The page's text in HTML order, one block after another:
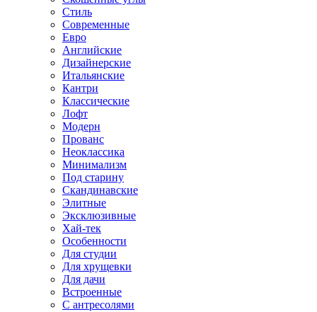
Стиль
Современные
Евро
Английские
Дизайнерские
Итальянские
Кантри
Классические
Лофт
Модерн
Прованс
Неоклассика
Минимализм
Под старину
Скандинавские
Элитные
Эксклюзивные
Хай-тек
Особенности
Для студии
Для хрущевки
Для дачи
Встроенные
С антресолями